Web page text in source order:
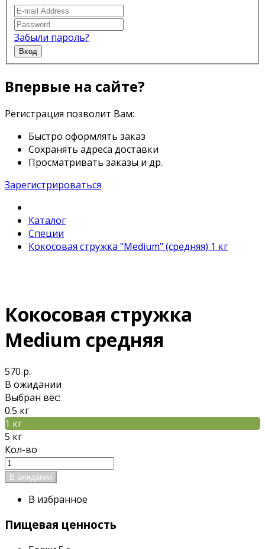
Забыли пароль?
Вход
Впервые на сайте?
Регистрация позволит Вам:
Быстро оформлять заказ
Сохранять адреса доставки
Просматривать заказы и др.
Зарегистрироваться
Каталог
Специи
Кокосовая стружка "Medium" (средняя) 1 кг
Кокосовая стружка
Medium средняя
570 р.
В ожидании
Выбран вес:
0.5 кг
1 кг
5 кг
Кол-во
В избранное
Пищевая ценность